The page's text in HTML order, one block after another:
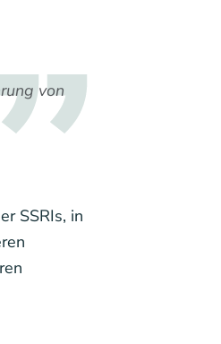
von
SSRIs, in